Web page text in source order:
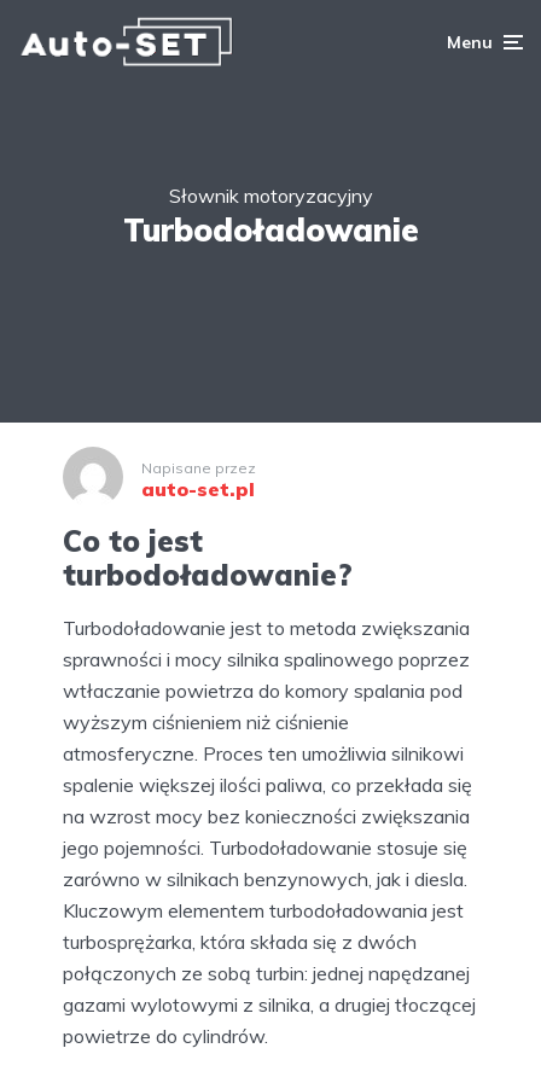
Menu
Słownik motoryzacyjny
Turbodoładowanie
Napisane przez
auto-set.pl
Co to jest
turbodoładowanie?
Turbodoładowanie jest to metoda zwiększania
sprawności i mocy silnika spalinowego poprzez
wtłaczanie powietrza do komory spalania pod
wyższym ciśnieniem niż ciśnienie
atmosferyczne. Proces ten umożliwia silnikowi
spalenie większej ilości paliwa, co przekłada się
na wzrost mocy bez konieczności zwiększania
jego pojemności. Turbodoładowanie stosuje się
zarówno w silnikach benzynowych, jak i diesla.
Kluczowym elementem turbodoładowania jest
turbosprężarka, która składa się z dwóch
połączonych ze sobą turbin: jednej napędzanej
gazami wylotowymi z silnika, a drugiej tłoczącej
powietrze do cylindrów.